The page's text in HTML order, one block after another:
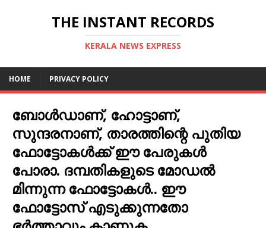
THE INSTANT RECORDS
KERALA NEWS EXPRESS
HOME PRIVACY POLICY
ബോൾഡാണ്, ഹോട്ടാണ്,
സുന്ദരനാണ്, താരത്തിന്റെ പുതിയ
ഫോട്ടോകൾക്ക് ഈ പേരുകൾ
പോരാ. ദമ്പതികളുടെ മോഡൽ
മിന്നുന്ന ഫോട്ടോകൾ.. ഈ
ഫോട്ടോസ് എടുക്കുന്നതോ